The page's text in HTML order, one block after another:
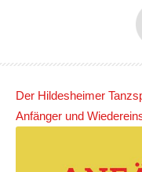
Der Hildesheimer
Anfänger und